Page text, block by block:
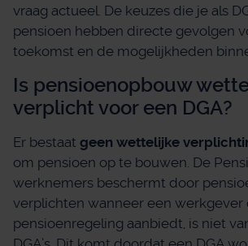
vraag actueel. De keuzes die je als
pensioen hebben directe gevolgen
toekomst en de mogelijkheden
Is pensioenopbouw
verplicht voor een DGA?
Er bestaat geen wettelijke
om pensioen op te bouwen. De
werknemers beschermt door
verplichten wanneer een werkgever
pensioenregeling aanbiedt, is niet